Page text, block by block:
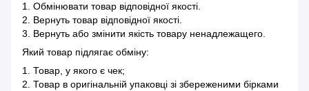
1. Обмінювати товар відповідної якості.
2. Вернуть товар відповідної якості.
3. Вернуть або змінити якість товару ненадлежащего.
Який товар підлягає обміну:
1. Товар, у якого є чек;
2. Товар в оригінальній упаковці зі збереженими бірками